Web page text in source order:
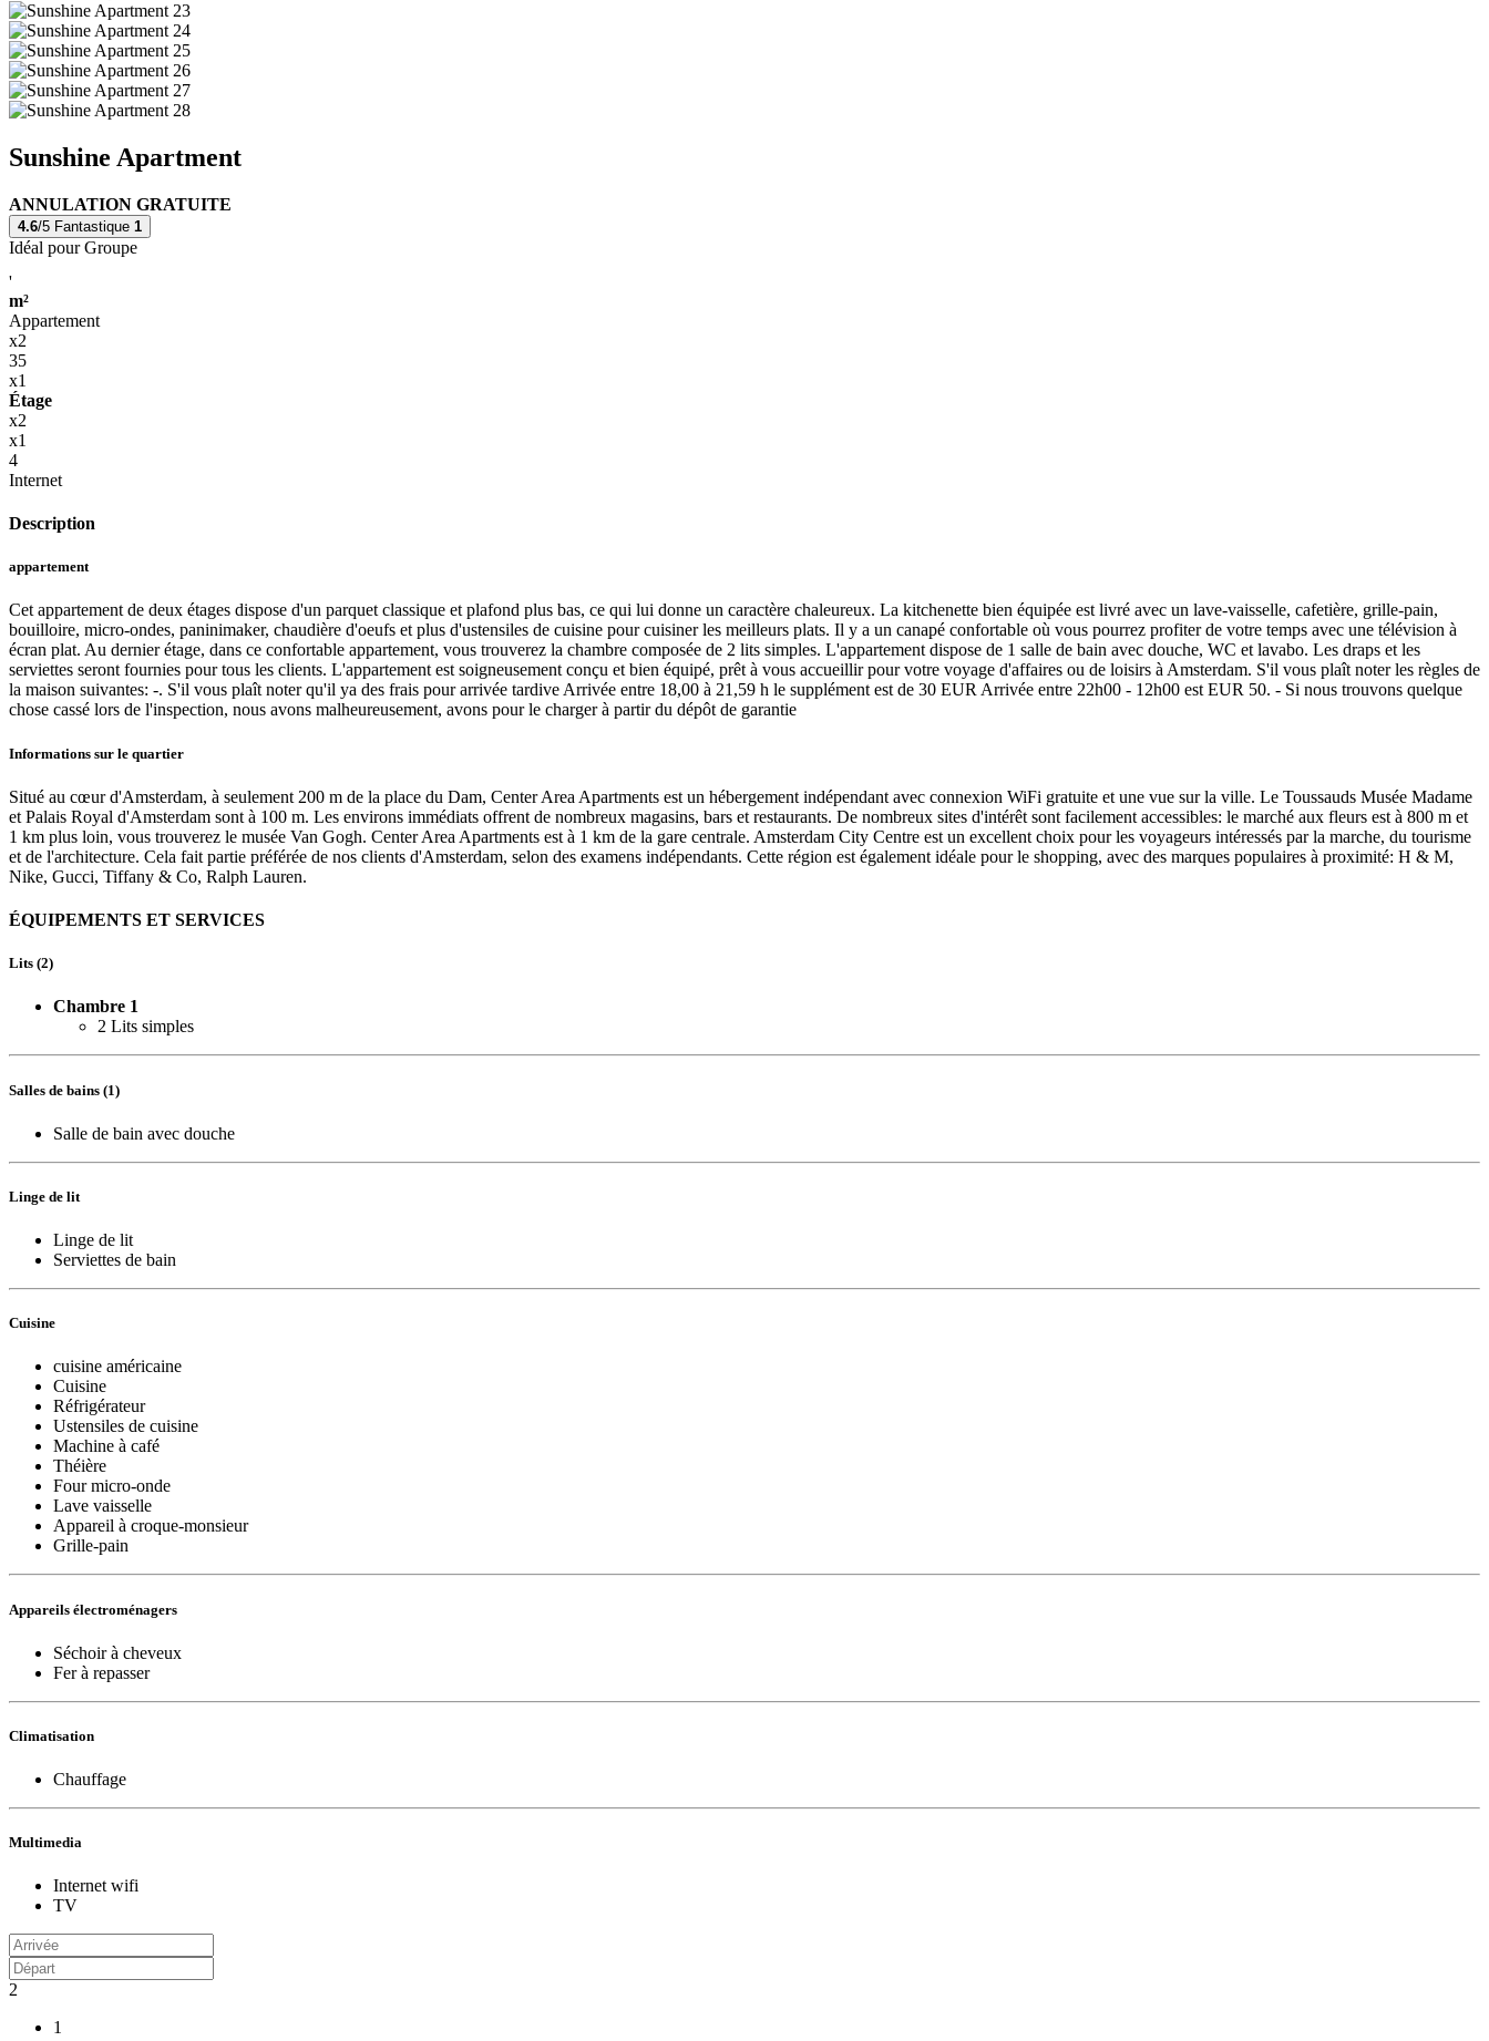
Sunshine Apartment
ANNULATION GRATUITE
4.6/5 Fantastique 1
Idéal pour Groupe
'
m²
Appartement
x2
35
x1
Étage
x2
x1
4
Internet
Description
appartement
Cet appartement de deux étages dispose d'un parquet classique et plafond plus bas, ce qui lui donne un caractère chaleureux. La kitchenette bien équipée est livré avec un lave-vaisselle, cafetière, grille-pain,
bouilloire, micro-ondes, paninimaker, chaudière d'oeufs et plus d'ustensiles de cuisine pour cuisiner les meilleurs plats. Il y a un canapé confortable où vous pourrez profiter de votre temps avec une télévision à
écran plat. Au dernier étage, dans ce confortable appartement, vous trouverez la chambre composée de 2 lits simples. L'appartement dispose de 1 salle de bain avec douche, WC et lavabo. Les draps et les
serviettes seront fournies pour tous les clients. L'appartement est soigneusement conçu et bien équipé, prêt à vous accueillir pour votre voyage d'affaires ou de loisirs à Amsterdam. S'il vous plaît noter les règles de
la maison suivantes: -. S'il vous plaît noter qu'il ya des frais pour arrivée tardive Arrivée entre 18,00 à 21,59 h le supplément est de 30 EUR Arrivée entre 22h00 - 12h00 est EUR 50. - Si nous trouvons quelque
chose cassé lors de l'inspection, nous avons malheureusement, avons pour le charger à partir du dépôt de garantie
Informations sur le quartier
Situé au cœur d'Amsterdam, à seulement 200 m de la place du Dam, Center Area Apartments est un hébergement indépendant avec connexion WiFi gratuite et une vue sur la ville. Le Toussauds Musée Madame
et Palais Royal d'Amsterdam sont à 100 m. Les environs immédiats offrent de nombreux magasins, bars et restaurants. De nombreux sites d'intérêt sont facilement accessibles: le marché aux fleurs est à 800 m et
1 km plus loin, vous trouverez le musée Van Gogh. Center Area Apartments est à 1 km de la gare centrale. Amsterdam City Centre est un excellent choix pour les voyageurs intéressés par la marche, du tourisme
et de l'architecture. Cela fait partie préférée de nos clients d'Amsterdam, selon des examens indépendants. Cette région est également idéale pour le shopping, avec des marques populaires à proximité: H & M,
Nike, Gucci, Tiffany & Co, Ralph Lauren.
ÉQUIPEMENTS ET SERVICES
Lits (2)
Chambre 1
2 Lits simples
Salles de bains (1)
Salle de bain avec douche
Linge de lit
Linge de lit
Serviettes de bain
Cuisine
cuisine américaine
Cuisine
Réfrigérateur
Ustensiles de cuisine
Machine à café
Théière
Four micro-onde
Lave vaisselle
Appareil à croque-monsieur
Grille-pain
Appareils électroménagers
Séchoir à cheveux
Fer à repasser
Climatisation
Chauffage
Multimedia
Internet wifi
TV
2
1